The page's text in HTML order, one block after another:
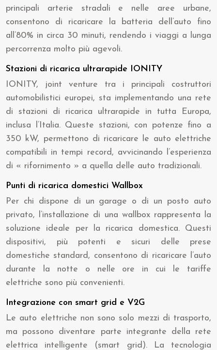
principali arterie stradali e nelle aree urbane,
consentono di ricaricare la batteria dell’auto fino
all’80% in circa 30 minuti, rendendo i viaggi a lunga
percorrenza molto più agevoli.
Stazioni di ricarica ultrarapide IONITY
IONITY, joint venture tra i principali costruttori
automobilistici europei, sta implementando una rete
di stazioni di ricarica ultrarapide in tutta Europa,
inclusa l’Italia. Queste stazioni, con potenze fino a
350 kW, permettono di ricaricare le auto elettriche
compatibili in tempi record, avvicinando l’esperienza
di « rifornimento » a quella delle auto tradizionali.
Punti di ricarica domestici Wallbox
Per chi dispone di un garage o di un posto auto
privato, l’installazione di una wallbox rappresenta la
soluzione ideale per la ricarica domestica. Questi
dispositivi, più potenti e sicuri delle prese
domestiche standard, consentono di ricaricare l’auto
durante la notte o nelle ore in cui le tariffe
elettriche sono più convenienti.
Integrazione con smart grid e V2G
Le auto elettriche non sono solo mezzi di trasporto,
ma possono diventare parte integrante della rete
elettrica intelligente (smart grid). La tecnologia